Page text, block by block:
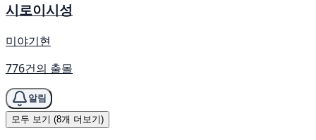
시로이시성
미야기현
776건의 출몰
알림
모두 보기 (8개 더보기)